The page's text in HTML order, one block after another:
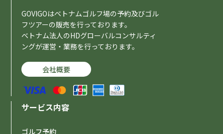
GOVIGOはベトナムゴルフ場の予約及びゴル
フツアーの販売を行っております。
ベトナム法人のHDグローバルコンサルティ
ングが運営・業務を行っております。
会社概要
サービス内容
ゴルフ予約